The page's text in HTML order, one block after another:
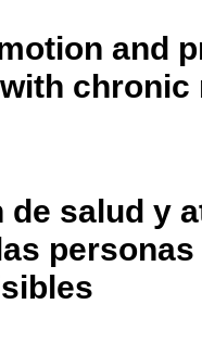
and
de salud y